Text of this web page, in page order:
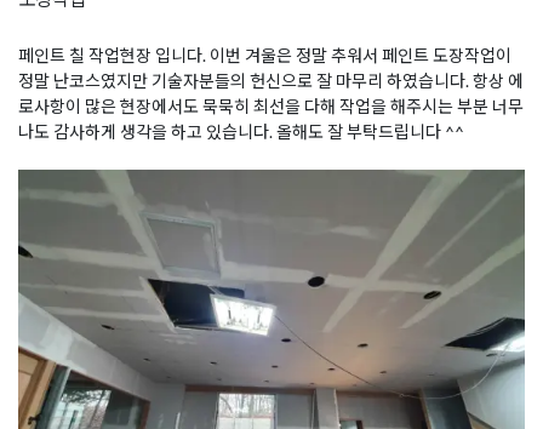
페인트 칠 작업현장 입니다. 이번 겨울은 정말 추워서 페인트 도장작업이
정말 난코스였지만 기술자분들의 헌신으로 잘 마무리 하였습니다. 항상 에
로사항이 많은 현장에서도 묵묵히 최선을 다해 작업을 해주시는 부분 너무
나도 감사하게 생각을 하고 있습니다. 올해도 잘 부탁드립니다 ^^